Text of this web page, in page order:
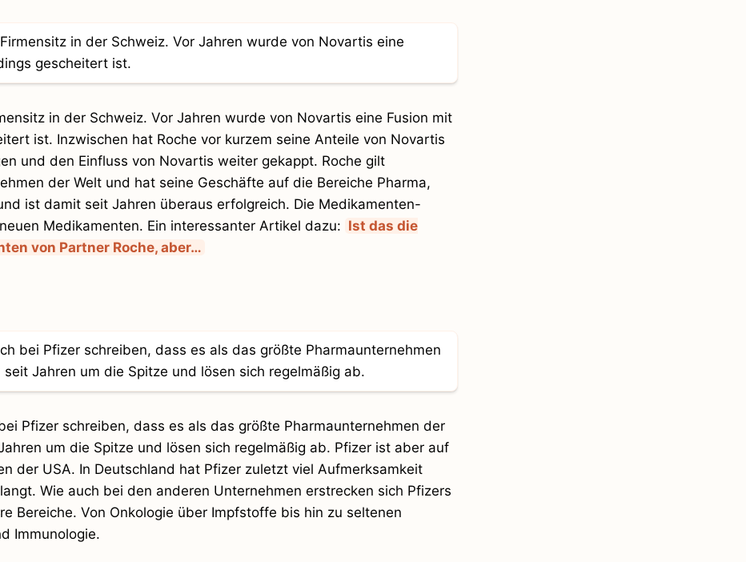
in der Schweiz. Vor Jahren wurde von Novartis eine Fusion mit
ist. Inzwischen hat Roche vor kurzem seine Anteile von Novartis
und den Einfluss von Novartis weiter gekappt. Roche gilt
der Welt und hat seine Geschäfte auf die Bereiche Pharma,
ist damit seit Jahren überaus erfolgreich. Die Medikamenten-
Medikamenten. Ein interessanter Artikel dazu: Ist das die
von Partner Roche, aber…
Pfizer schreiben, dass es als das größte Pharmaunternehmen der
um die Spitze und lösen sich regelmäßig ab. Pfizer ist aber auf
der USA. In Deutschland hat Pfizer zuletzt viel Aufmerksamkeit
Wie auch bei den anderen Unternehmen erstrecken sich Pfizers
Bereiche. Von Onkologie über Impfstoffe bis hin zu seltenen
Immunologie.